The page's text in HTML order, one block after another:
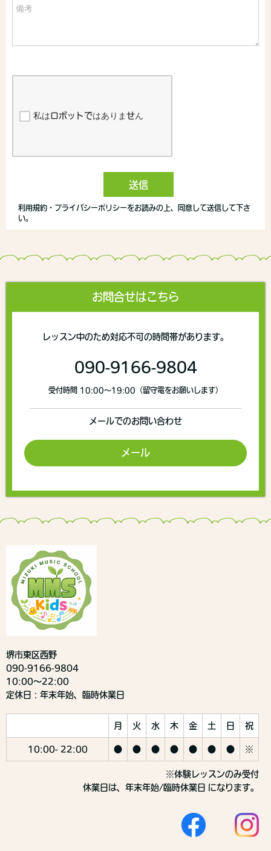
お問合せはこちら
レッスン中のため対応不可の時間帯があります。
090-9166-9804
受付時間 10:00〜19:00（留守電をお願いします）
メールでのお問い合わせ
メール
堺市東区西野
090-9166-9804
10:00〜22:00
定休日：年末年始、臨時休業日
月 火 水 木 金 土 日 祝
10:00- 22:00 ● ● ● ● ● ● ● ※
※体験レッスンのみ受付
休業日は、年末年始/臨時休業日 になります。